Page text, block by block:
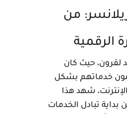
من
حيث كان
خدماتهم بشكل
شهد هذا
تبادل الخدمات